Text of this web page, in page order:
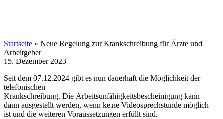
Startseite » Neue Regelung zur Krankschreibung für Ärzte und
Arbeitgeber
15. Dezember 2023
Seit dem 07.12.2024 gibt es nun dauerhaft die Möglichkeit der
telefonischen
Krankschreibung. Die Arbeitsunfähigkeitsbescheinigung kann
dann ausgestellt werden, wenn keine Videosprechstunde möglich
ist und die weiteren Voraussetzungen erfüllt sind.